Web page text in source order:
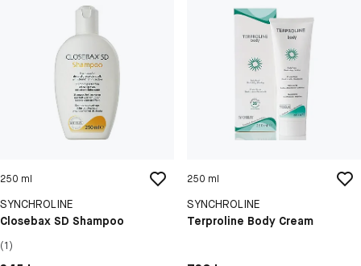
250 ml
SYNCHROLINE
Closebax SD Shampoo
(1)
250 ml
SYNCHROLINE
Terproline Body Cream